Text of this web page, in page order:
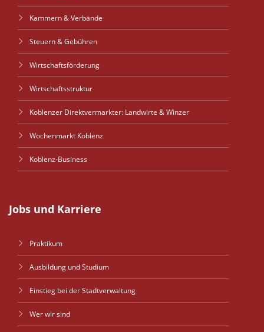
Kammern & Verbände
Steuern & Gebühren
Wirtschaftsförderung
Wirtschaftsstruktur
Koblenzer Direktvermarkter: Landwirte & Winzer
Wochenmarkt Koblenz
Koblenz-Business
Jobs und Karriere
Praktikum
Ausbildung und Studium
Einstieg bei der Stadtverwaltung
Wer wir sind